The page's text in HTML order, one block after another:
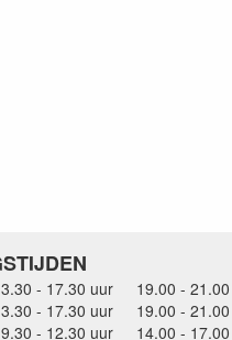
- 17.30 uur
19.00 -
- 17.30 uur
19.00 -
9.30 - 12.30 uur 14.00 -